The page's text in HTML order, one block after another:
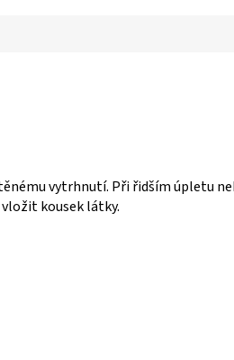
vytrhnutí. Při řidším úpletu
kousek látky.